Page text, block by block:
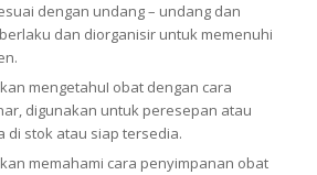
dengan undang – undang dan
dan diorganisir untuk memenuhi
mengetahuI obat dengan cara
digunakan untuk peresepan atau
di stok atau siap tersedia.
memahami cara penyimpanan obat